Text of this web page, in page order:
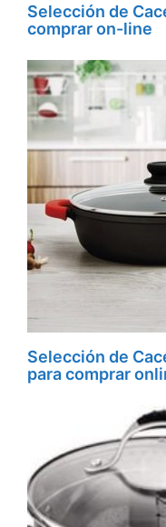
Selección de
comprar on-line
Selección de
para comprar